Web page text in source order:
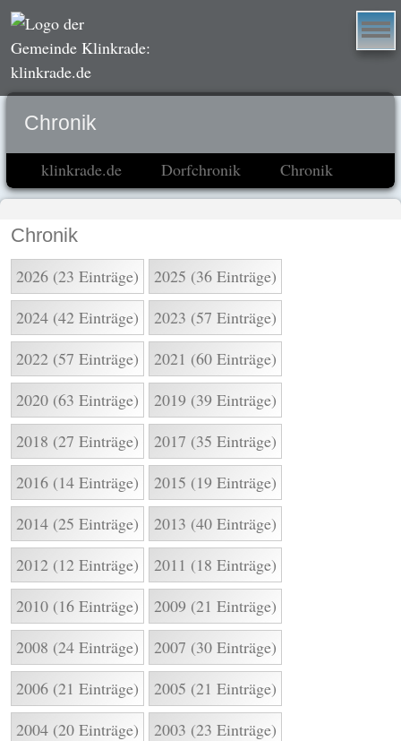
Chronik
klinkrade.de Dorfchronik Chronik
Chronik
2026 (23 Einträge)
2025 (36 Einträge)
2024 (42 Einträge)
2023 (57 Einträge)
2022 (57 Einträge)
2021 (60 Einträge)
2020 (63 Einträge)
2019 (39 Einträge)
2018 (27 Einträge)
2017 (35 Einträge)
2016 (14 Einträge)
2015 (19 Einträge)
2014 (25 Einträge)
2013 (40 Einträge)
2012 (12 Einträge)
2011 (18 Einträge)
2010 (16 Einträge)
2009 (21 Einträge)
2008 (24 Einträge)
2007 (30 Einträge)
2006 (21 Einträge)
2005 (21 Einträge)
2004 (20 Einträge)
2003 (23 Einträge)